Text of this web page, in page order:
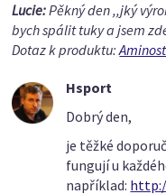
Lucie:Pěkný den ,,jký
bych spálit tuky a jsem
Dotaz k produktu:
Hsport
Dobrý den,
je těžké
fungují u
například: